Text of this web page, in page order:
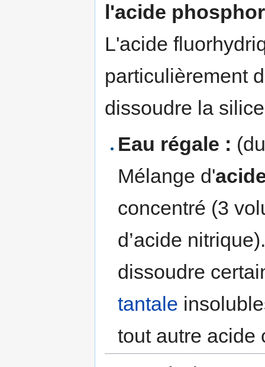
l'acide
L'acide
particulièrement
dissoudre la
Eau régale :
Mélange d'
concentré (3
d’acide
dissoudre
tantale
tout autre acide